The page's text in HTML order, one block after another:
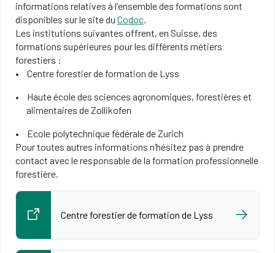
informations relatives à l'ensemble des formations sont
disponibles sur le site du Codoc
Les institutions suivantes offrent, en Suisse, des
formations supérieures pour les différents métiers
forestiers :
Centre forestier de formation de Lyss
Haute école des sciences agronomiques, forestières et
alimentaires de Zollikofen
Ecole polytechnique fédérale de Zurich
Pour toutes autres informations n’hésitez pas à prendre
contact avec le responsable de la formation professionnelle
forestière.
Centre forestier de formation de Lyss